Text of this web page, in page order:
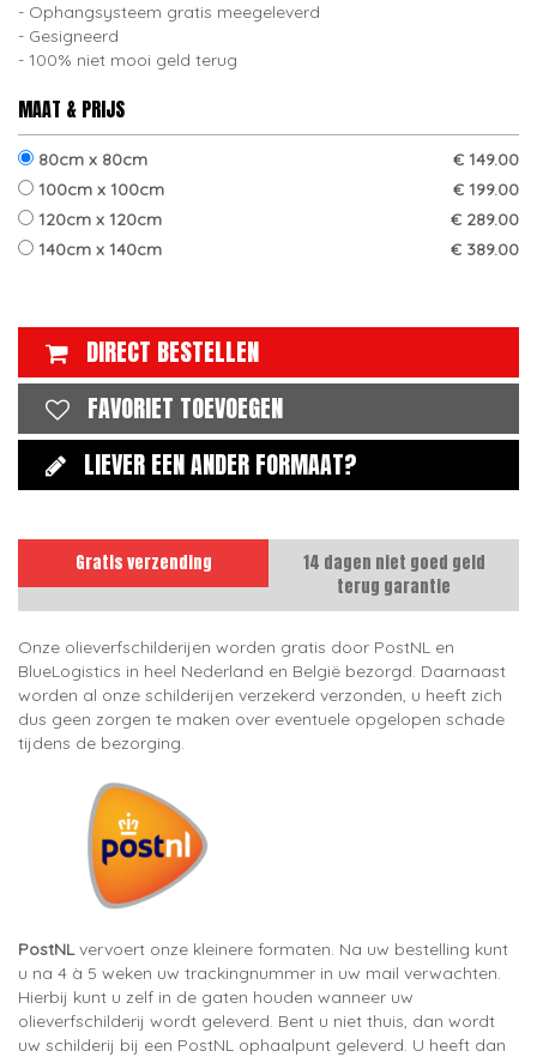
Ophangsysteem gratis meegeleverd
Gesigneerd
100% niet mooi geld terug
MAAT & PRIJS
80cm x 80cm
€ 149.00
100cm x 100cm
€ 199.00
120cm x 120cm
€ 289.00
140cm x 140cm
€ 389.00
DIRECT BESTELLEN
FAVORIET TOEVOEGEN
LIEVER EEN ANDER FORMAAT?
Gratis verzending
14 dagen niet goed geld
terug garantie
Onze olieverfschilderijen worden gratis door PostNL en
BlueLogistics in heel Nederland en België bezorgd. Daarnaast
worden al onze schilderijen verzekerd verzonden, u heeft zich
dus geen zorgen te maken over eventuele opgelopen schade
tijdens de bezorging.
PostNLvervoert onze kleinere formaten. Na uw bestelling kunt
u na 4 à 5 weken uw trackingnummer in uw mail verwachten.
Hierbij kunt u zelf in de gaten houden wanneer uw
olieverfschilderij wordt geleverd. Bent u niet thuis, dan wordt
uw schilderij bij een PostNL ophaalpunt geleverd. U heeft dan